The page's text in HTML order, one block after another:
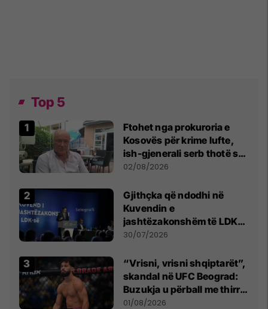
Top 5
Ftohet nga prokuroria e
Kosovës për krime lufte,
ish-gjenerali serb thotë se
dikush e tradhtoi në
02/08/2026
Gjithçka që ndodhi në
Kuvendin e
jashtëzakonshëm të LDK-
së
30/07/2026
“Vrisni, vrisni shqiptarët”,
skandal në UFC Beograd:
Buzukja u përball me thirrje
anti-shqiptare nga
01/08/2026